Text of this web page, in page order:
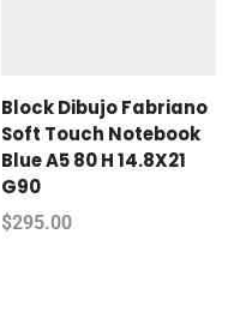
Block Dibujo Fabriano
Soft Touch Notebook
Blue A5 80 H 14.8X21
G90
$295.00